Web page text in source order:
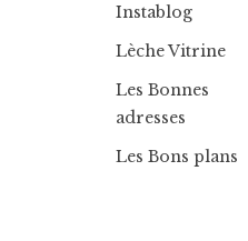
Instablog
Lèche Vitrine
Les Bonnes
adresses
Les Bons plans